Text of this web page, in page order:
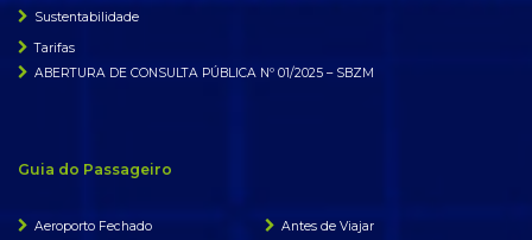
Sustentabilidade
Tarifas
ABERTURA DE CONSULTA PÚBLICA Nº 01/2025 – SBZM
Guia do Passageiro
Aeroporto Fechado
Antes de Viajar